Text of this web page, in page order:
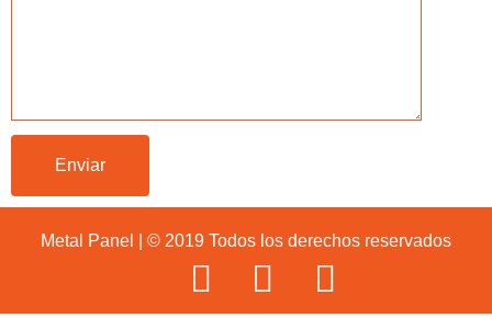
Metal Panel | © 2019 Todos los derechos reservados